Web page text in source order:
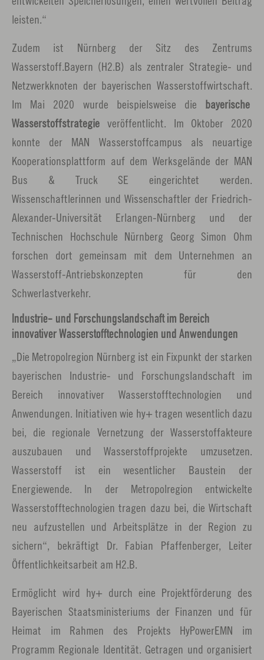
leisten.“
Zudem ist Nürnberg der Sitz des Zentrums
Wasserstoff.Bayern (H2.B) als zentraler Strategie- und
Netzwerkknoten der bayerischen Wasserstoffwirtschaft.
Im Mai 2020 wurde beispielsweise die bayerische
Wasserstoffstrategie veröffentlicht. Im Oktober 2020
konnte der MAN Wasserstoffcampus als neuartige
Kooperationsplattform auf dem Werksgelände der MAN
Bus & Truck SE eingerichtet werden.
Wissenschaftlerinnen und Wissenschaftler der Friedrich-
Alexander-Universität Erlangen-Nürnberg und der
Technischen Hochschule Nürnberg Georg Simon Ohm
forschen dort gemeinsam mit dem Unternehmen an
Wasserstoff-Antriebskonzepten für den
Schwerlastverkehr.
Industrie- und Forschungslandschaft im Bereich
innovativer Wasserstofftechnologien und Anwendungen
„Die Metropolregion Nürnberg ist ein Fixpunkt der starken
bayerischen Industrie- und Forschungslandschaft im
Bereich innovativer Wasserstofftechnologien und
Anwendungen. Initiativen wie hy+ tragen wesentlich dazu
bei, die regionale Vernetzung der Wasserstoffakteure
auszubauen und Wasserstoffprojekte umzusetzen.
Wasserstoff ist ein wesentlicher Baustein der
Energiewende. In der Metropolregion entwickelte
Wasserstofftechnologien tragen dazu bei, die Wirtschaft
neu aufzustellen und Arbeitsplätze in der Region zu
sichern“, bekräftigt Dr. Fabian Pfaffenberger, Leiter
Öffentlichkeitsarbeit am H2.B.
Ermöglicht wird hy+ durch eine Projektförderung des
Bayerischen Staatsministeriums der Finanzen und für
Heimat im Rahmen des Projekts HyPowerEMN im
Programm Regionale Identität. Getragen und organisiert